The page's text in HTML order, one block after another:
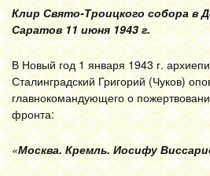
Клир Свято-Троицкого собора в
Саратов 11 июня 1943 г.
В Новый год 1 января 1943 г.
Сталинградский Григорий (Чуков)
главнокомандующего о
фронта:
«Москва. Кремль. Иосифу